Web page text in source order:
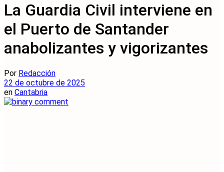
La Guardia Civil interviene en
el Puerto de Santander
anabolizantes y vigorizantes
Por Redacción
22 de octubre de 2025
en Cantabria